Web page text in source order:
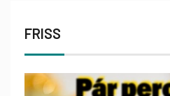
FRISS